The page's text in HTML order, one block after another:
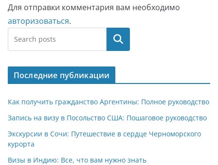
Для отправки комментария вам необходимо
авторизоваться.
Поиск
Последние публикации
Как получить гражданство Аргентины: Полное руководство
Запись на визу в Посольство США: Пошаговое руководство
Экскурсии в Сочи: Путешествие в сердце Черноморского
курорта
Визы в Индию: Все, что вам нужно знать